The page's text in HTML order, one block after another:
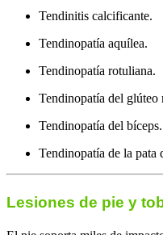
Tendinitis calcificante.
Tendinopatía aquílea.
Tendinopatía rotuliana.
Tendinopatía del glúteo
Tendinopatía del bíceps.
Tendinopatía de la pata
Lesiones de pie y